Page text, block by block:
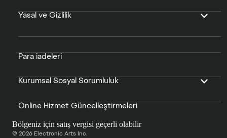
Yasal ve Gizlilik
Para iadeleri
Kurumsal Sosyal Sorumluluk
Online Hizmet Güncelleştirmeleri
Bölgeniz için satış vergisi geçerli olabilir
© 2026 Electronic Arts Inc.